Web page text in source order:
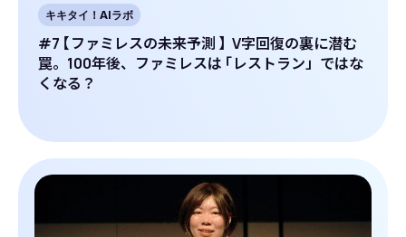
キキタイ！AIラボ
#7 【ファミレスの未来予測 】 V字回復の裏に潜む
罠。100年後、ファミレスは 「レストラン」ではな
くなる？